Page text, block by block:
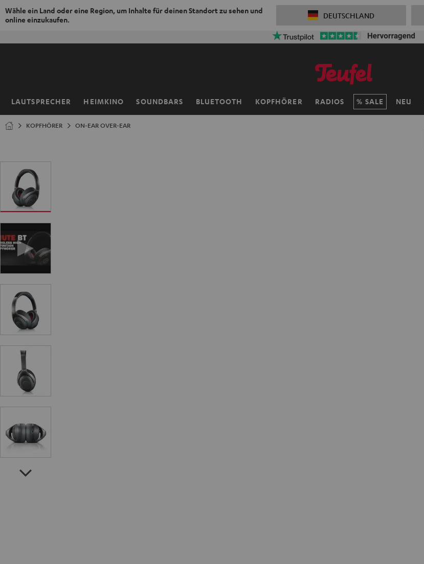
Wähle ein Land oder eine Region, um Inhalte für deinen Standort zu sehen und
online einzukaufen.
DEUTSCHLAND
LAUTSPRECHER HEIMKINO SOUNDBARS BLUETOOTH KOPFHÖRER RADIOS SALE NEU
Startseite
KOPFHÖRER ON-EAR OVER-EAR